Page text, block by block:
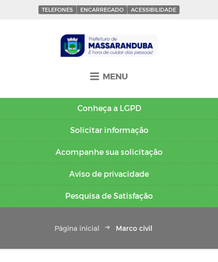
TELEFONES ENCARREGADO ACESSIBILIDADE
MENU
Conheça a LGPD
Solicitar informação
Acompanhe sua solicitação
Aviso de privacidade
Pesquisa de Satisfação
Página inicial Marco civil